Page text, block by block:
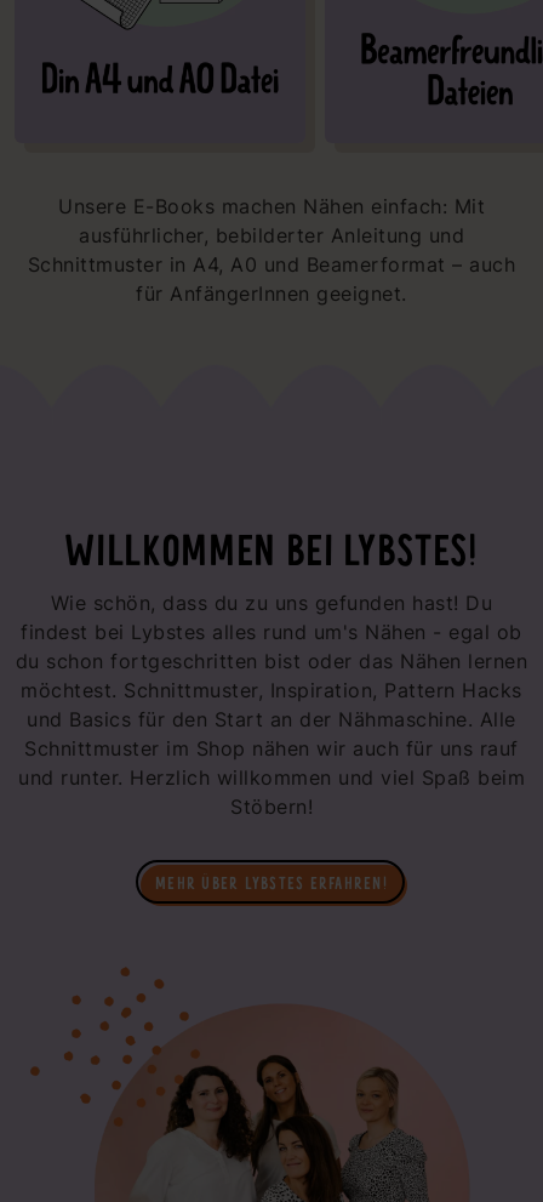
Unsere E-Books machen Nähen einfach: Mit
ausführlicher, bebilderter Anleitung und
Schnittmuster in A4, A0 und Beamerformat – auch
für AnfängerInnen geeignet.
WILLKOMMEN BEI LYBSTES!
Wie schön, dass du zu uns gefunden hast! Du
findest bei Lybstes alles rund um's Nähen - egal ob
du schon fortgeschritten bist oder das Nähen lernen
möchtest. Schnittmuster, Inspiration, Pattern Hacks
und Basics für den Start an der Nähmaschine. Alle
Schnittmuster im Shop nähen wir auch für uns rauf
und runter. Herzlich willkommen und viel Spaß beim
Stöbern!
MEHR ÜBER LYBSTES ERFAHREN!